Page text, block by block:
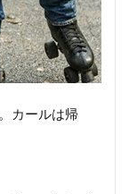
カールは帰